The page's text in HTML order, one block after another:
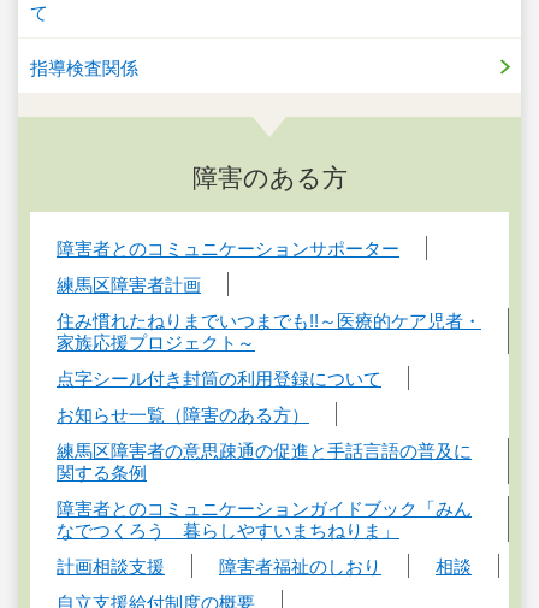
て
指導検査関係
障害のある方
障害者とのコミュニケーションサポーター
練馬区障害者計画
住み慣れたねりまでいつまでも!!～医療的ケア児者・
家族応援プロジェクト～
点字シール付き封筒の利用登録について
お知らせ一覧（障害のある方）
練馬区障害者の意思疎通の促進と手話言語の普及に
関する条例
障害者とのコミュニケーションガイドブック「みん
なでつくろう 暮らしやすいまちねりま」
計画相談支援
障害者福祉のしおり
相談
自立支援給付制度の概要